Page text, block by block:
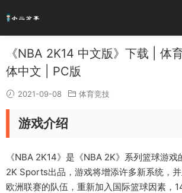
《NBA 2K14 中文版》下载 | 体
体中文 | PC版
2021-09-08 体育竞技
游戏介绍
《NBA 2K14》是《NBA 2K》系列篮球游
2K Sports出品，游戏将增添许多新系统，
欧洲联赛的队伍，重新加入国际篮球因素，